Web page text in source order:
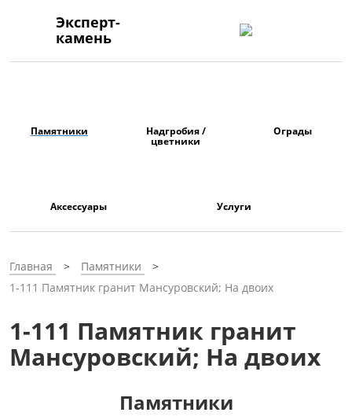
Эксперт-
камень
Памятники Надгробия /
цветники
Ограды
Аксессуары Услуги
Главная
Памятники
1-111 Памятник гранит Мансуровский; На двоих
1-111 Памятник гранит
Мансуровский; На двоих
Памятники